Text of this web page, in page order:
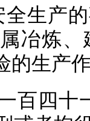
产的
冶炼
的生产
四十